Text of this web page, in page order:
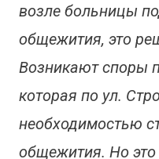
возле больницы
общежития, это
Возникают споры
которая по ул.
необходимостью
общежития. Но